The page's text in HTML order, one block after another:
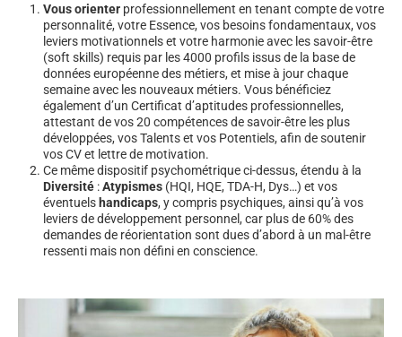
Vous orienter professionnellement en tenant compte de votre
personnalité, votre Essence, vos besoins fondamentaux, vos
leviers motivationnels et votre harmonie avec les savoir-être
(soft skills) requis par les 4000 profils issus de la base de
données européenne des métiers, et mise à jour chaque
semaine avec les nouveaux métiers. Vous bénéficiez
également d’un Certificat d’aptitudes professionnelles,
attestant de vos 20 compétences de savoir-être les plus
développées, vos Talents et vos Potentiels, afin de soutenir
vos CV et lettre de motivation.
Ce même dispositif psychométrique ci-dessus, étendu à la
Diversité :Atypismes (HQI, HQE, TDA-H, Dys…) et vos
éventuels handicaps, y compris psychiques, ainsi qu’à vos
leviers de développement personnel, car plus de 60% des
demandes de réorientation sont dues d’abord à un mal-être
ressenti mais non défini en conscience.